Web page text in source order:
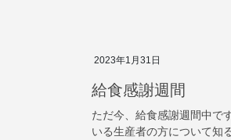
2023年1月31日
給食感謝週間
ただ今、給食感謝週間中で
いる生産者の方について知